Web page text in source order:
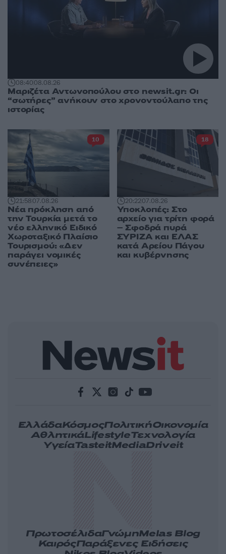
08:4008.08.26
Μαριζέτα Αντωνοπούλου στο newsit.gr: Οι
“σωτήρες” ανήκουν στο χρονοντούλαπο της
ιστορίας
21:5807.08.26
Νέα πρόκληση από
την Τουρκία μετά το
νέο ελληνικό Ειδικό
Χωροταξικό Πλαίσιο
Τουρισμού: «Δεν
παράγει νομικές
συνέπειες»
10
20:2207.08.26
Υποκλοπές: Στο
αρχείο για τρίτη φορά
– Σφοδρά πυρά
ΣΥΡΙΖΑ και ΕΛΑΣ
κατά Αρείου Πάγου
και κυβέρνησης
18
ΕλλάδαΚόσμοςΠολιτικήΟικονομία
ΑθλητικάLifestyleΤεχνολογία
ΥγείαTasteitMediaDriveit
ΠρωτοσέλιδαΓνώμηMelas Blog
ΚαιρόςΠαράξενες Ειδήσεις